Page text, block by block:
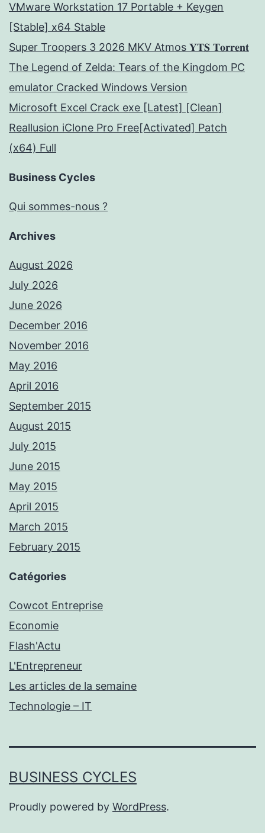
VMware Workstation 17 Portable + Keygen
[Stable] x64 Stable
Super Troopers 3 2026 MKV Atmos 𝐘𝐓𝐒 𝐓𝐨𝐫𝐫𝐞𝐧𝐭
The Legend of Zelda: Tears of the Kingdom PC
emulator Cracked Windows Version
Microsoft Excel Crack exe [Latest] [Clean]
Reallusion iClone Pro Free[Activated] Patch
(x64) Full
Business Cycles
Qui sommes-nous ?
Archives
August 2026
July 2026
June 2026
December 2016
November 2016
May 2016
April 2016
September 2015
August 2015
July 2015
June 2015
May 2015
April 2015
March 2015
February 2015
Catégories
Cowcot Entreprise
Economie
Flash'Actu
L'Entrepreneur
Les articles de la semaine
Technologie – IT
BUSINESS CYCLES
Proudly powered by WordPress.